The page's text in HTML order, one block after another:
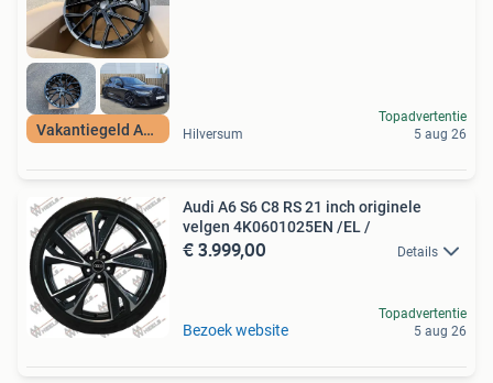
Vakantiegeld Actie Hilversum
Topadvertentie
5 aug 26
Audi A6 S6 C8 RS 21 inch originele
velgen 4K0601025EN /EL /
€ 3.999,00 Details
Bezoek website
Topadvertentie
5 aug 26